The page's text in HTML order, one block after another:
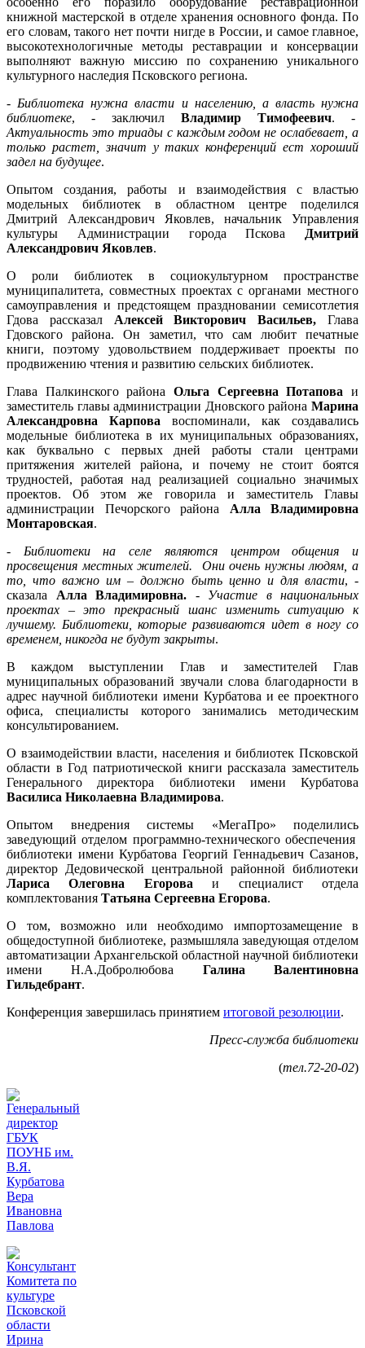
книжной мастерской в отделе хранения основного фонда. По
его словам, такого нет почти нигде в России, и самое главное,
высокотехнологичные методы реставрации и консервации
выполняют важную миссию по сохранению уникального
культурного наследия Псковского региона.
- Библиотека нужна власти и населению, а власть нужна
библиотеке, - заключил Владимир Тимофеевич. -
Актуальность это триады с каждым годом не ослабевает, а
только растет, значит у таких конференций ест хороший
задел на будущее.
Опытом создания, работы и взаимодействия с властью
модельных библиотек в областном центре поделился
Дмитрий Александрович Яковлев, начальник Управления
культуры Администрации города Пскова
Дмитрий
Александрович Яковлев.
О роли библиотек в социокультурном пространстве
муниципалитета, совместных проектах с органами местного
самоуправления и предстоящем праздновании семисотлетия
Гдова рассказал Алексей Викторович Васильев, Глава
Гдовского района. Он заметил, что сам любит печатные
книги, поэтому удовольствием поддерживает проекты по
продвижению чтения и развитию сельских библиотек.
Глава Палкинского района Ольга Сергеевна Потапова и
заместитель главы администрации Дновского района Марина
Александровна Карпова воспоминали, как создавались
модельные библиотека в их муниципальных образованиях,
как буквально с первых дней работы стали центрами
притяжения жителей района, и почему не стоит боятся
трудностей, работая над реализацией социально значимых
проектов. Об этом же говорила и заместитель Главы
администрации Печорского района Алла Владимировна
Монтаровская.
- Библиотеки на селе являются центром общения и
просвещения местных жителей. Они очень нужны людям, а
то, что важно им – должно быть ценно и для власти, -
сказала Алла Владимировна. - Участие в национальных
проектах – это прекрасный шанс изменить ситуацию к
лучшему. Библиотеки, которые развиваются идет в ногу со
временем, никогда не будут закрыты.
В каждом выступлении Глав и заместителей Глав
муниципальных образований звучали слова благодарности в
адрес научной библиотеки имени Курбатова и ее проектного
офиса, специалисты которого занимались методическим
консультированием.
О взаимодействии власти, населения и библиотек Псковской
области в Год патриотической книги рассказала заместитель
Генерального директора библиотеки имени Курбатова
Василиса Николаевна Владимирова.
Опытом внедрения системы «МегаПро» поделились
заведующий отделом программно-технического обеспечения
библиотеки имени Курбатова Георгий Геннадьевич Сазанов,
директор Дедовической центральной районной библиотеки
Лариса Олеговна Егорова и специалист отдела
комплектования Татьяна Сергеевна Егорова.
О том, возможно или необходимо импортозамещение в
общедоступной библиотеке, размышляла заведующая отделом
автоматизации Архангельской областной научной библиотеки
имени Н.А.Добролюбова Галина Валентиновна
Гильдебрант.
Конференция завершилась принятием итоговой резолюции.
Пресс-служба библиотеки
(тел.72-20-02)